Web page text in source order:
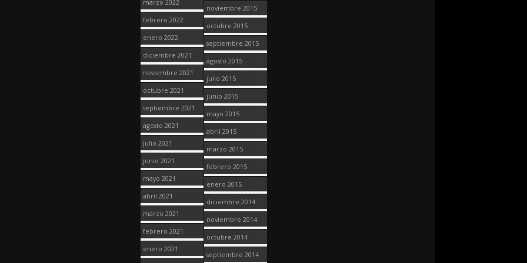
marzo 2022
febrero 2022
enero 2022
diciembre 2021
noviembre 2021
octubre 2021
septiembre 2021
agosto 2021
julio 2021
junio 2021
mayo 2021
abril 2021
marzo 2021
febrero 2021
enero 2021
noviembre 2015
octubre 2015
septiembre 2015
agosto 2015
julio 2015
junio 2015
mayo 2015
abril 2015
marzo 2015
febrero 2015
enero 2015
diciembre 2014
noviembre 2014
octubre 2014
septiembre 2014